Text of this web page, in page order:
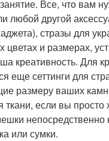
Все, что вам
любой другой
стразы для
и размерах,
креативность. Для
еще сеттинги для
размеру ваших
ткани, если вы просто
непосредственно
или сумки.